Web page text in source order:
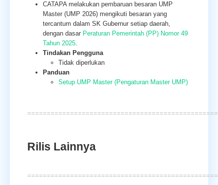
CATAPA melakukan pembaruan besaran UMP
Master (UMP 2026) mengikuti besaran yang
tercantum dalam SK Gubernur setiap daerah,
dengan dasar Peraturan Pemerintah (PP) Nomor 49
Tahun 2025.
Tindakan Pengguna
Tidak diperlukan
Panduan
Setup UMP Master (Pengaturan Master UMP)
Rilis Lainnya